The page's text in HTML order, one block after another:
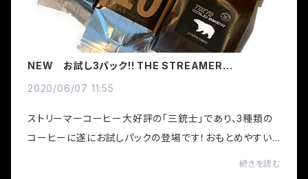
NEW お試し3パック!! THE STREAMER
2020/06/07 11:55
ストリーマーコーヒー大好評の「三銃士」であり、3種類の
コーヒーに遂にお試しパックの登場です！おもとめやすい
続きを読む